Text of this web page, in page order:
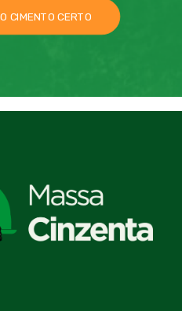
CIMENTO CERTO